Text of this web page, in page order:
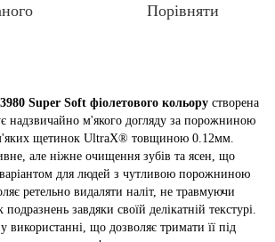
Порівняти
Super Soft фіолетового кольору створена
надзвичайно м'якого догляду за порожниною
щетинок UltraX® товщиною 0.12мм.
але ніжне очищення зубів та ясен, що
варіантом для людей з чутливою порожниною
ретельно видаляти наліт, не травмуючи
завдяки своїй делікатній текстурі.
використанні, що дозволяє тримати її під